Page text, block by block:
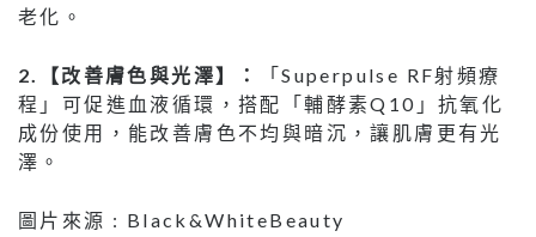
老化。
2.【改善膚色與光澤】：
「Superpulse RF射頻療
程」可促進血液循環，搭配「輔酵素Q10」抗氧化
成份使用，能改善膚色不均與暗沉，讓肌膚更有光
澤。
圖片來源 : Black&WhiteBeauty